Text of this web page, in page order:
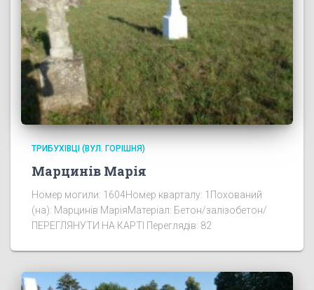
ТРИБУХІВЦІ (ВУЛ. ГОРІШНЯ)
Марцинів Марія
Номер могили: 1604Номер кварталу: 1Похований
(на): Марцинів МаріяМатеріал: Бетон/залізобетон/
ПЕРЕГЛЯНУТИ НА КАРТІ Переглядів: 82